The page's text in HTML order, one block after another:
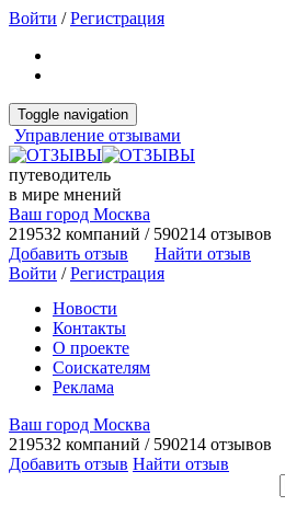
Войти /Регистрация
Toggle navigation
Управление отзывами
путеводитель
в мире мнений
Ваш город Москва
219532 компаний / 590214 отзывов
Добавить отзыв
Найти отзыв
Войти /Регистрация
Новости
Контакты
О проекте
Соискателям
Реклама
Ваш город Москва
219532 компаний / 590214 отзывов
Добавить отзыв Найти отзыв